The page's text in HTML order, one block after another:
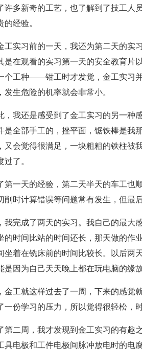
许多新奇的工艺，也了解到了技工人
经验。
工实习前的一天，我还为第二天的实
是在观看的实习第一天的安全教育片
个工种——钳工时才发觉，金工实习
发生危险的机率就会非常小。
，我还是感受到了金工实习的另一种
是全部手工的，挫平面，锯铁棒是我
又会觉得很满足，一块粗粗的铁柱被
过了。
第一天的经验，第二天半天的车工也
削时计算错误等问题常有发生，但最
我完成了两天的实习。我自己的最大
的时间比站的时间还长，那天做的作
坐着在铣床前的时间比较长。以后两
是因为自己天天晚上都在玩电脑的缘故
金工就这样过去了一周，下来的感觉
一份学习的压力，所以觉得很轻松，
第二周，我才发现到金工实习的有趣
具电极和工件电极间脉冲放电时的电